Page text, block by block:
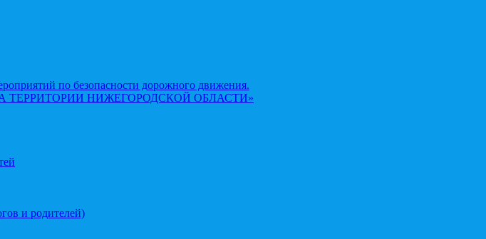
по безопасности дорожного движения.
НИЖЕГОРОДСКОЙ ОБЛАСТИ»
и родителей)